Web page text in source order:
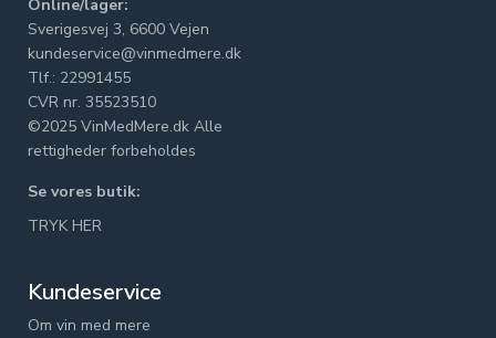
Online/lager:
Sverigesvej 3, 6600 Vejen
kundeservice@vinmedmere.dk
Tlf.: 22991455
CVR nr. 35523510
©2025 VinMedMere.dk Alle
rettigheder forbeholdes
Se vores butik:
TRYK HER
Kundeservice
Om vin med mere